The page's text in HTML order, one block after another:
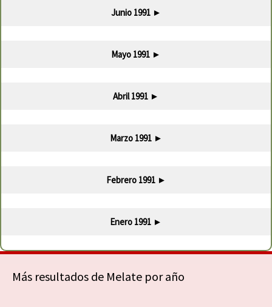
Junio 1991 ►
Mayo 1991 ►
Abril 1991 ►
Marzo 1991 ►
Febrero 1991 ►
Enero 1991 ►
Más resultados de Melate por año